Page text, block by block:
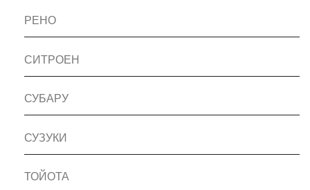
РЕНО
СИТРОЕН
СУБАРУ
СУЗУКИ
ТОЙОТА